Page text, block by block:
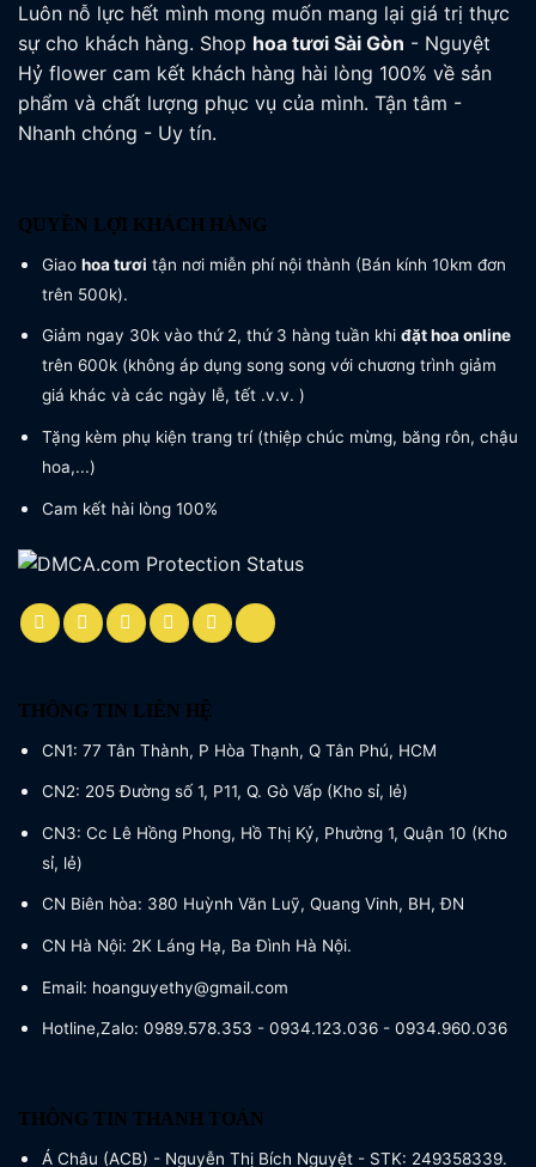
Luôn nỗ lực hết mình mong muốn mang lại giá trị thực
sự cho khách hàng. Shop hoa tươi Sài Gòn - Nguyệt
Hỷ flower cam kết khách hàng hài lòng 100% về sản
phẩm và chất lượng phục vụ của mình. Tận tâm -
Nhanh chóng - Uy tín.
QUYỀN LỢI KHÁCH HÀNG
Giao hoa tươi tận nơi miễn phí nội thành (Bán kính 10km đơn
trên 500k).
Giảm ngay 30k vào thứ 2, thứ 3 hàng tuần khi đặt hoa online
trên 600k (không áp dụng song song với chương trình giảm
giá khác và các ngày lễ, tết .v.v. )
Tặng kèm phụ kiện trang trí (thiệp chúc mừng, băng rôn, chậu
hoa,...)
Cam kết hài lòng 100%
THÔNG TIN LIÊN HỆ
CN1: 77 Tân Thành, P Hòa Thạnh, Q Tân Phú, HCM
CN2: 205 Đường số 1, P11, Q. Gò Vấp (Kho sỉ, lẻ)
CN3: Cc Lê Hồng Phong, Hồ Thị Kỷ, Phường 1, Quận 10 (Kho
sỉ, lẻ)
CN Biên hòa: 380 Huỳnh Văn Luỹ, Quang Vinh, BH, ĐN
CN Hà Nội: 2K Láng Hạ, Ba Đình Hà Nội.
Email: hoanguyethy@gmail.com
Hotline,Zalo: 0989.578.353 - 0934.123.036 - 0934.960.036
THÔNG TIN THANH TOÁN
Á Châu (ACB) - Nguyễn Thị Bích Nguyệt - STK: 249358339.